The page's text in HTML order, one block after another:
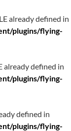
already defined in
plugins/flying-
already defined in
plugins/flying-
defined in
plugins/flying-